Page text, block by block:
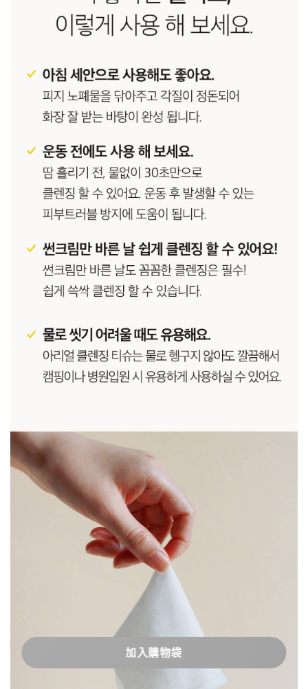
加入購物袋